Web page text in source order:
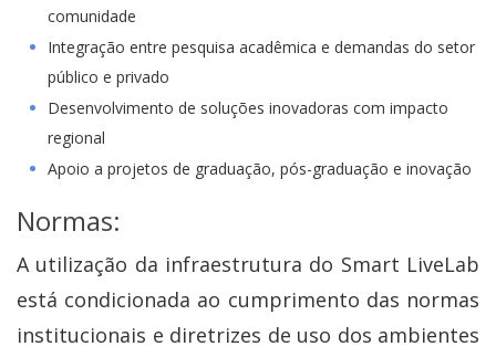
comunidade
Integração entre pesquisa acadêmica e demandas do setor
público e privado
Desenvolvimento de soluções inovadoras com impacto
regional
Apoio a projetos de graduação, pós-graduação e inovação
Normas:
A utilização da infraestrutura do Smart LiveLab
está condicionada ao cumprimento das normas
institucionais e diretrizes de uso dos ambientes